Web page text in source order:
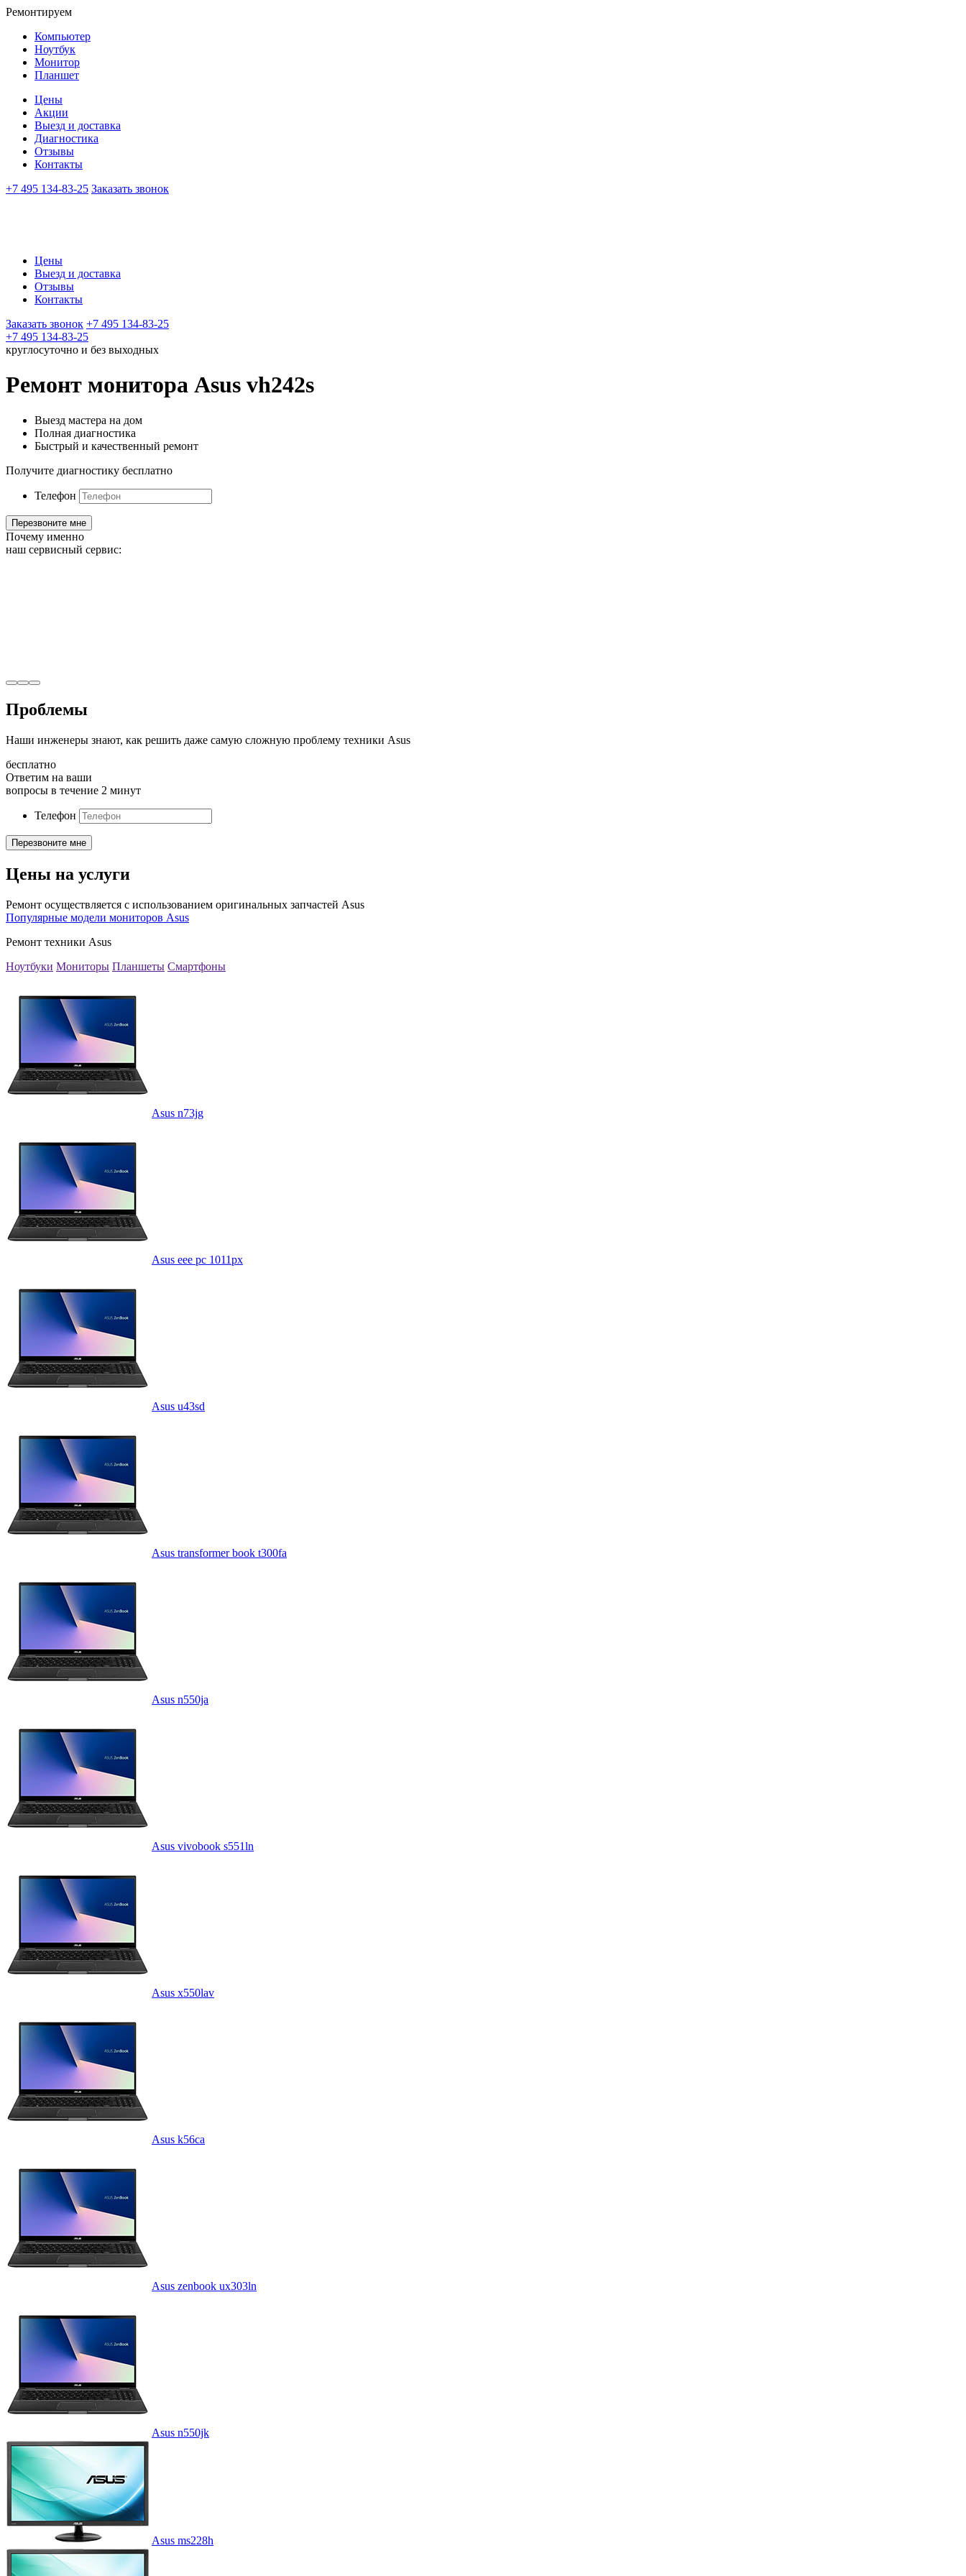
Ремонтируем
Компьютер
Ноутбук
Монитор
Планшет
Цены
Акции
Выезд и доставка
Диагностика
Отзывы
Контакты
+7 495 134-83-25 Заказать звонок
Цены
Выезд и доставка
Отзывы
Контакты
Заказать звонок +7 495 134-83-25
+7 495 134-83-25
круглосуточно и без выходных
Ремонт монитора Asus vh242s
Выезд мастера на дом
Полная диагностика
Быстрый и качественный ремонт
Получите диагностику бесплатно
Телефон
Почему именно
наш сервисный сервис:
Проблемы
Наши инженеры знают, как решить даже самую сложную проблему техники Asus
бесплатно
Ответим на ваши
вопросы в течение 2 минут
Телефон
Цены на услуги
Ремонт осуществляется с использованием оригинальных запчастей Asus
Популярные модели мониторов Asus
Ремонт техники Asus
Ноутбуки Мониторы Планшеты Смартфоны
Asus n73jg
Asus eee pc 1011px
Asus u43sd
Asus transformer book t300fa
Asus n550ja
Asus vivobook s551ln
Asus x550lav
Asus k56ca
Asus zenbook ux303ln
Asus n550jk
Asus ms228h